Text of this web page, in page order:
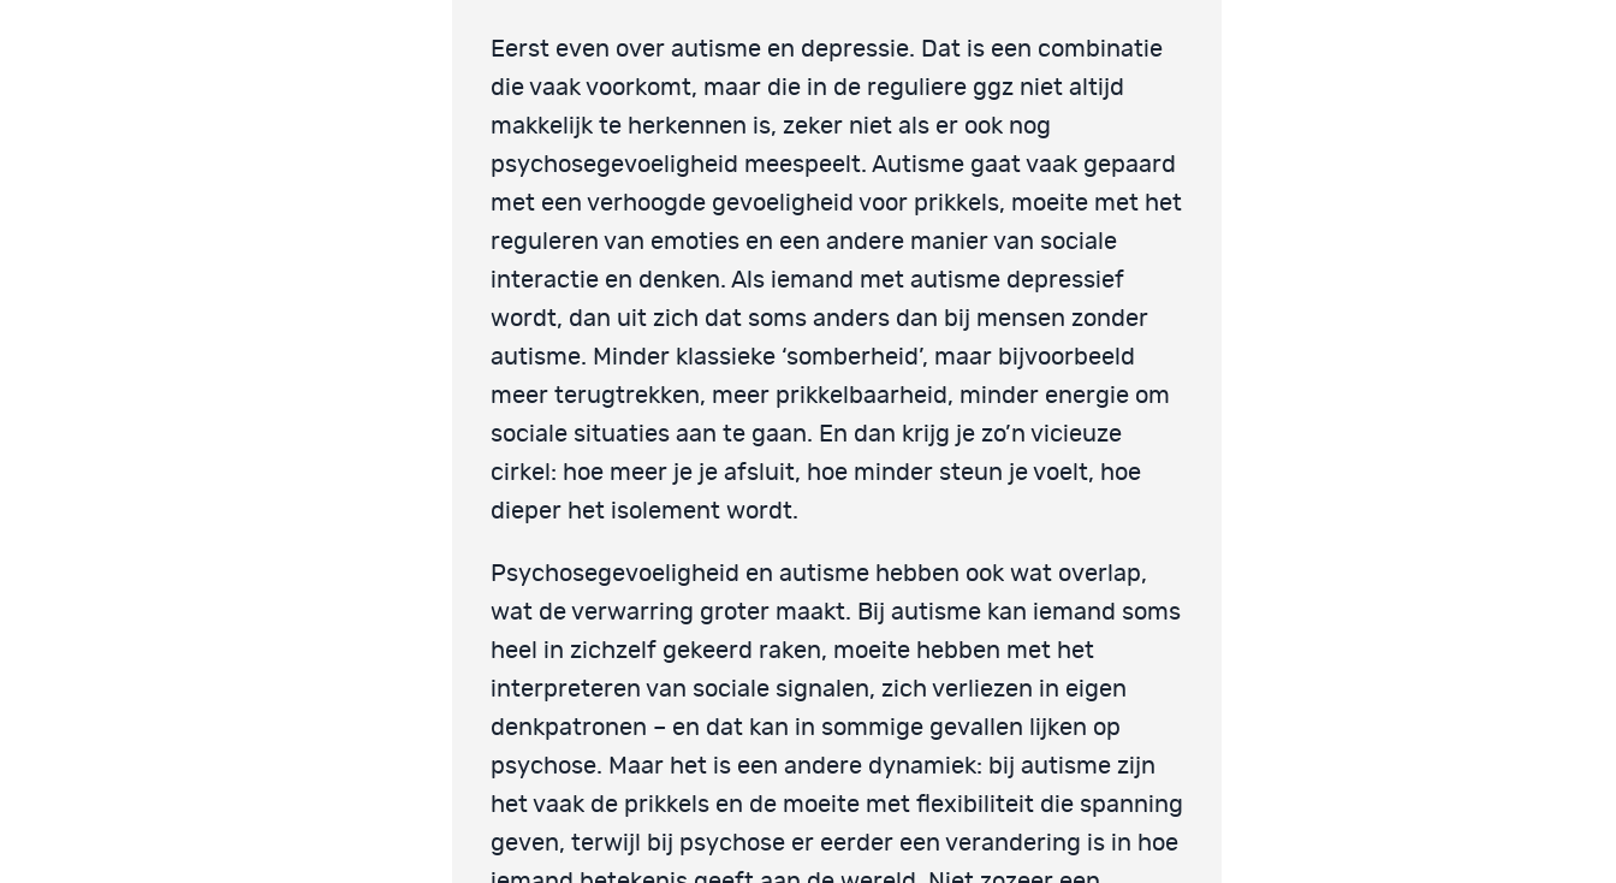
Eerst even over autisme en depressie. Dat is een combinatie
die vaak voorkomt, maar die in de reguliere ggz niet altijd
makkelijk te herkennen is, zeker niet als er ook nog
psychosegevoeligheid meespeelt. Autisme gaat vaak gepaard
met een verhoogde gevoeligheid voor prikkels, moeite met het
reguleren van emoties en een andere manier van sociale
interactie en denken. Als iemand met autisme depressief
wordt, dan uit zich dat soms anders dan bij mensen zonder
autisme. Minder klassieke ‘somberheid’, maar bijvoorbeeld
meer terugtrekken, meer prikkelbaarheid, minder energie om
sociale situaties aan te gaan. En dan krijg je zo’n vicieuze
cirkel: hoe meer je je afsluit, hoe minder steun je voelt, hoe
dieper het isolement wordt.
Psychosegevoeligheid en autisme hebben ook wat overlap,
wat de verwarring groter maakt. Bij autisme kan iemand soms
heel in zichzelf gekeerd raken, moeite hebben met het
interpreteren van sociale signalen, zich verliezen in eigen
denkpatronen – en dat kan in sommige gevallen lijken op
psychose. Maar het is een andere dynamiek: bij autisme zijn
het vaak de prikkels en de moeite met flexibiliteit die spanning
geven, terwijl bij psychose er eerder een verandering is in hoe